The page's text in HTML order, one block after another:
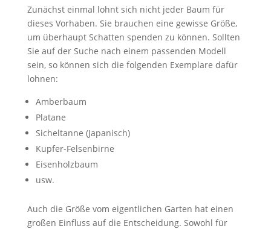
Zunächst einmal lohnt sich nicht jeder Baum für
dieses Vorhaben. Sie brauchen eine gewisse Größe,
um überhaupt Schatten spenden zu können. Sollten
Sie auf der Suche nach einem passenden Modell
sein, so können sich die folgenden Exemplare dafür
lohnen:
Amberbaum
Platane
Sicheltanne (Japanisch)
Kupfer-Felsenbirne
Eisenholzbaum
usw.
Auch die Größe vom eigentlichen Garten hat einen
großen Einfluss auf die Entscheidung. Sowohl für